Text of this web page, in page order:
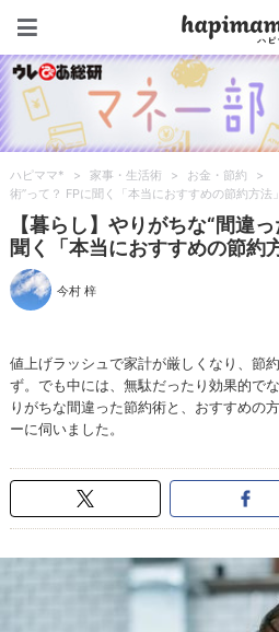
ハピママ* > 家事・生活術 > お金・節約 >
術”って？ FPに聞く「本当におすすめの節約方法
【暮らし】やりがちな“間違
聞く「本当におすすめの節約
今村 梓
値上げラッシュで家計が厳しくなり、節
ず。でも中には、無駄だったり効果的で
りがちな間違った節約術と、おすすめの
ーに伺いました。